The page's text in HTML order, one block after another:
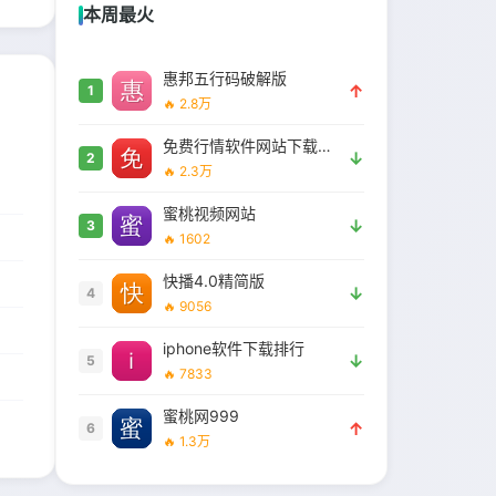
本周最火
1
惠邦五行码破解版
🔥 2.8万
↑
2
免费行情软件网站下载大全安全吗
🔥 2.3万
↓
3
蜜桃视频网站
🔥 1602
↓
4
快播4.0精简版
🔥 9056
↓
5
iphone软件下载排行
🔥 7833
↓
6
蜜桃网999
🔥 1.3万
↑